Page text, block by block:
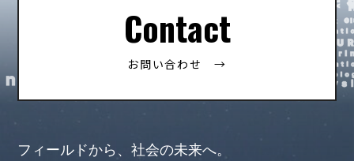
Contact
お問い合わせ →
フィールドから、社会の未来へ。